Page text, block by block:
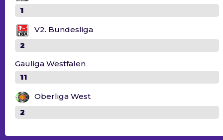
1
V2. Bundesliga
2
Gauliga Westfalen
11
Oberliga West
2